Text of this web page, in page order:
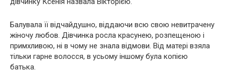
Балувала її відчайдушно, віддаючи всю свою невитрачену
жіночу любов. Дівчинка росла красунею, розпещеною і
примхливою, ні в чому не знала відмови. Від матері взяла
тільки гарне волосся, в усьому іншому була копією
батька.